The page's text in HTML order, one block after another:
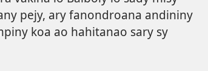
pejy, ary fanondroana andininy
koa ao hahitanao sary sy